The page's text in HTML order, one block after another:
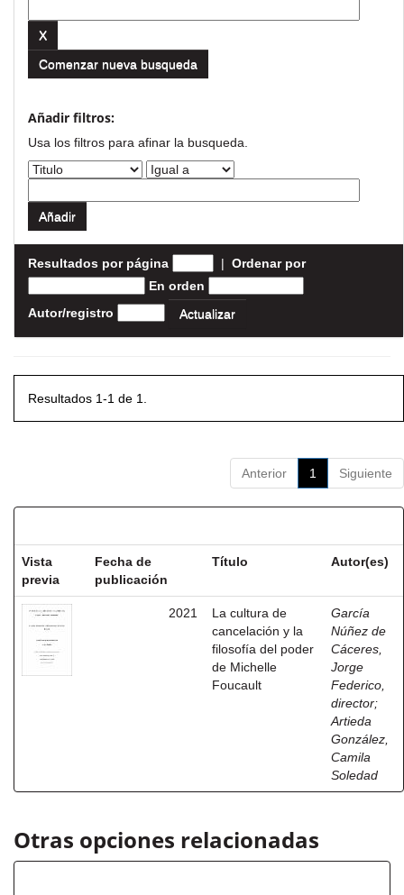
Comenzar nueva busqueda
Añadir filtros:
Usa los filtros para afinar la busqueda.
Resultados por página | Ordenar por
En orden
Autor/registro
Resultados 1-1 de 1.
Anterior 1 Siguiente
Vista
previa
Fecha de
publicación
Título Autor(es)
2021
La cultura de
cancelación y la
filosofía del poder
de Michelle
Foucault
García
Núñez de
Cáceres,
Jorge
Federico,
director;
Artieda
González,
Camila
Soledad
Otras opciones relacionadas